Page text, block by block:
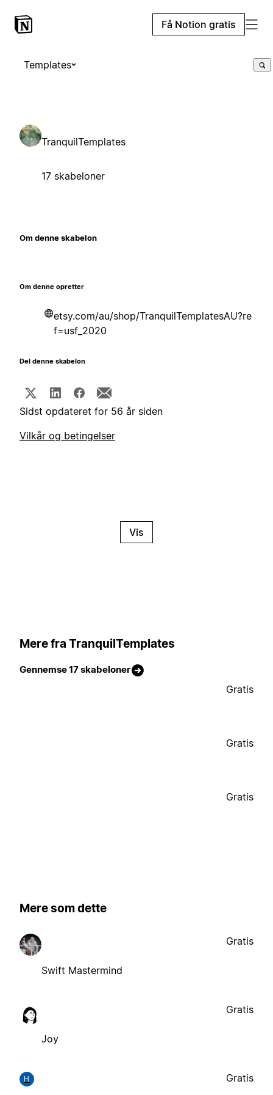
Få Notion gratis
Templates
TranquilTemplates
17 skabeloner
Om denne skabelon
Om denne opretter
etsy.com/au/shop/TranquilTemplatesAU?re
f=usf_2020
Del denne skabelon
Sidst opdateret for 56 år siden
Vilkår og betingelser
Vis
Mere fra TranquilTemplates
Gennemse 17 skabeloner
Gratis
Gratis
Gratis
Mere som dette
Swift Mastermind
Gratis
Joy
Gratis
H Gratis